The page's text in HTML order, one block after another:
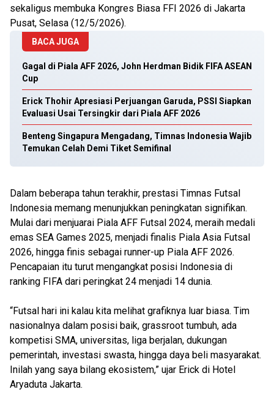
sekaligus membuka Kongres Biasa FFI 2026 di Jakarta
Pusat, Selasa (12/5/2026).
BACA JUGA
Gagal di Piala AFF 2026, John Herdman Bidik FIFA ASEAN
Cup
Erick Thohir Apresiasi Perjuangan Garuda, PSSI Siapkan
Evaluasi Usai Tersingkir dari Piala AFF 2026
Benteng Singapura Mengadang, Timnas Indonesia Wajib
Temukan Celah Demi Tiket Semifinal
Dalam beberapa tahun terakhir, prestasi Timnas Futsal
Indonesia memang menunjukkan peningkatan signifikan.
Mulai dari menjuarai Piala AFF Futsal 2024, meraih medali
emas SEA Games 2025, menjadi finalis Piala Asia Futsal
2026, hingga finis sebagai runner-up Piala AFF 2026.
Pencapaian itu turut mengangkat posisi Indonesia di
ranking FIFA dari peringkat 24 menjadi 14 dunia.
“Futsal hari ini kalau kita melihat grafiknya luar biasa. Tim
nasionalnya dalam posisi baik, grassroot tumbuh, ada
kompetisi SMA, universitas, liga berjalan, dukungan
pemerintah, investasi swasta, hingga daya beli masyarakat.
Inilah yang saya bilang ekosistem,” ujar Erick di Hotel
Aryaduta Jakarta.